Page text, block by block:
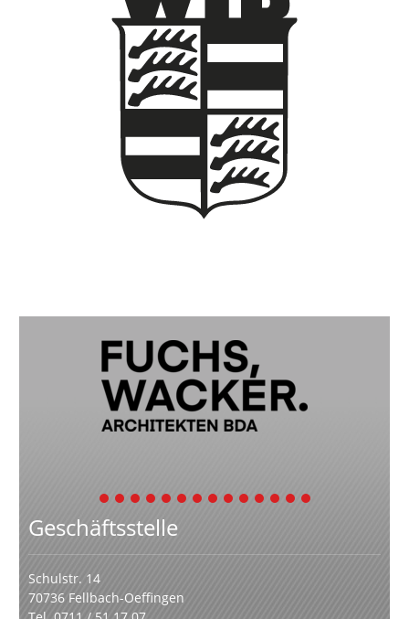
1 2 3 4 5 6 7 8 9 1011121314
Geschäftsstelle
Schulstr. 14
70736 Fellbach-Oeffingen